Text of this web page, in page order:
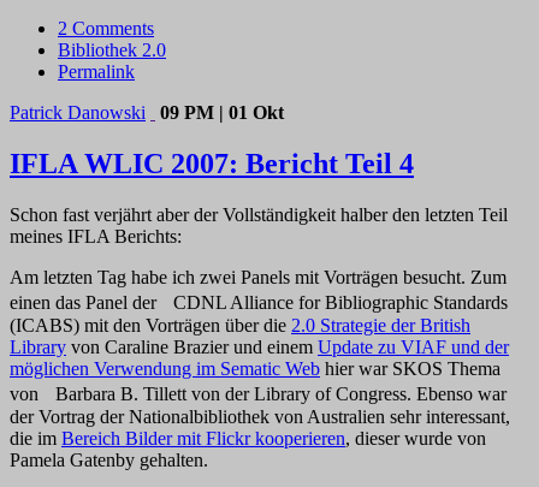
2 Comments
Bibliothek 2.0
Permalink
Patrick Danowski
09 PM | 01 Okt
IFLA WLIC 2007: Bericht Teil 4
Schon fast verjährt aber der Vollständigkeit halber den letzten Teil
meines IFLA Berichts:
Am letzten Tag habe ich zwei Panels mit Vorträgen besucht. Zum
einen das Panel der CDNL Alliance for Bibliographic Standards
(ICABS) mit den Vorträgen über die 2.0 Strategie der British
Library von Caraline Brazier und einem Update zu VIAF und der
möglichen Verwendung im Sematic Web hier war SKOS Thema
von Barbara B. Tillett von der Library of Congress. Ebenso war
der Vortrag der Nationalbibliothek von Australien sehr interessant,
die im Bereich Bilder mit Flickr kooperieren, dieser wurde von
Pamela Gatenby gehalten.